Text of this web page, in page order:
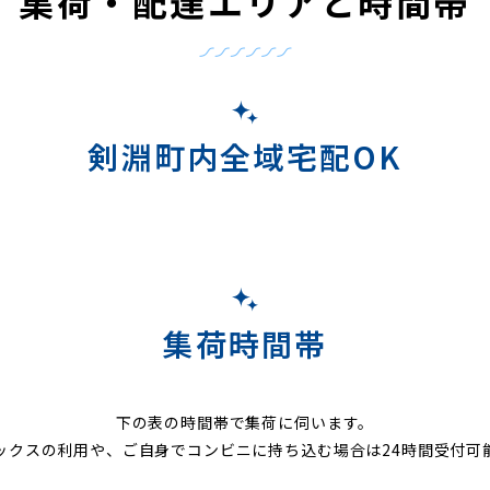
剣淵町内全域宅配OK
集荷時間帯
下の表の時間帯で集荷に伺います。
クスの利用や、ご自身でコンビニに持ち込む場合は24時間受付可